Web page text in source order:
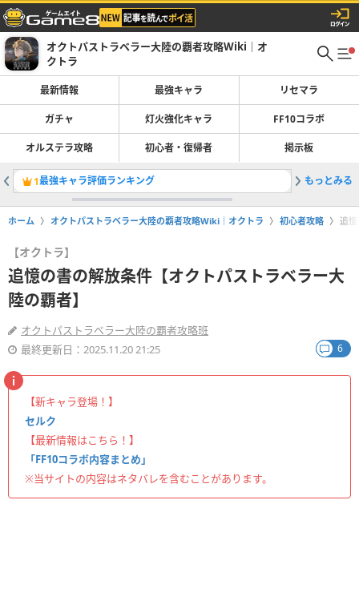
オクトパストラベラー大陸の覇者攻略Wiki｜オ
クトラ
最新情報 最強キャラ リセマラ
ガチャ 灯火強化キャラ FF10コラボ
オルステラ攻略 初心者・復帰者 掲示板
1最強キャラ評価ランキング 2リセマ
もっとみる
ホーム オクトパストラベラー大陸の覇者攻略Wiki｜オクトラ 初心者攻略 追
【オクトラ】
追憶の書の解放条件【オクトパストラベラー大
陸の覇者】
オクトパストラベラー大陸の覇者攻略班
最終更新日：2025.11.20 21:25
6
【新キャラ登場！】
セルク
【最新情報はこちら！】
「FF10コラボ内容まとめ」
※当サイトの内容はネタバレを含むことがあります。